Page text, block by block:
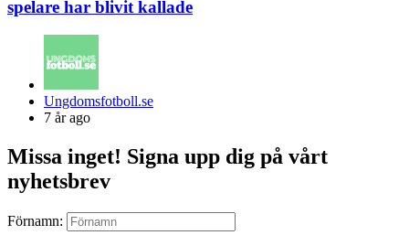
spelare har blivit kallade
Posted
by
Ungdomsfotboll.se
7 år ago
Missa inget! Signa upp dig på vårt
nyhetsbrev
Förnamn: